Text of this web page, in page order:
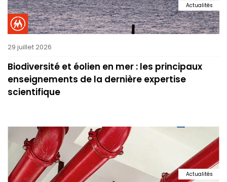
Actualités
29 juillet 2026
Biodiversité et éolien en mer : les principaux
enseignements de la dernière expertise
scientifique
Actualités